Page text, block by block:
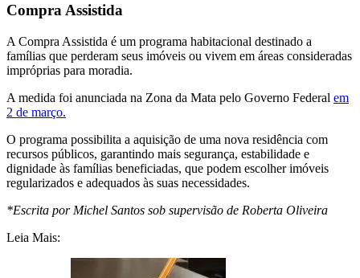
Compra Assistida
A Compra Assistida é um programa habitacional destinado a
famílias que perderam seus imóveis ou vivem em áreas consideradas
impróprias para moradia.
A medida foi anunciada na Zona da Mata pelo Governo Federal em
2 de março.
O programa possibilita a aquisição de uma nova residência com
recursos públicos, garantindo mais segurança, estabilidade e
dignidade às famílias beneficiadas, que podem escolher imóveis
regularizados e adequados às suas necessidades.
*Escrita por Michel Santos sob supervisão de Roberta Oliveira
Leia Mais: